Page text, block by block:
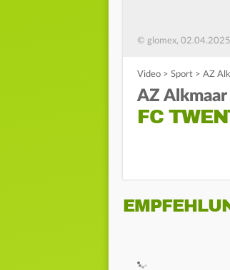
© glomex, 02.04.2025
Video > Sport > AZ
AZ Alkmaar
FC